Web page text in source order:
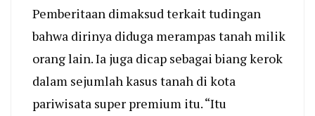
Pemberitaan dimaksud terkait tudingan
bahwa dirinya diduga merampas tanah milik
orang lain. Ia juga dicap sebagai biang kerok
dalam sejumlah kasus tanah di kota
pariwisata super premium itu. “Itu